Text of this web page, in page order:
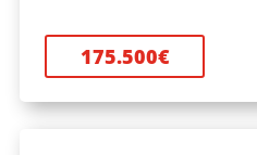
175.500€